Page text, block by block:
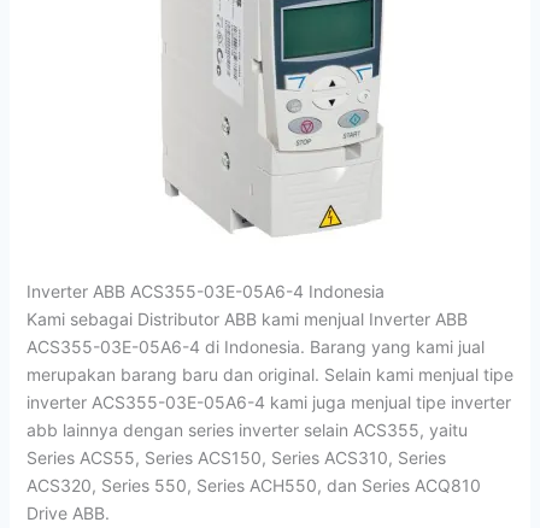
Inverter ABB ACS355-03E-05A6-4 Indonesia
Kami sebagai Distributor ABB kami menjual Inverter ABB
ACS355-03E-05A6-4 di Indonesia. Barang yang kami jual
merupakan barang baru dan original. Selain kami menjual tipe
inverter ACS355-03E-05A6-4 kami juga menjual tipe inverter
abb lainnya dengan series inverter selain ACS355, yaitu
Series ACS55, Series ACS150, Series ACS310, Series
ACS320, Series 550, Series ACH550, dan Series ACQ810
Drive ABB.